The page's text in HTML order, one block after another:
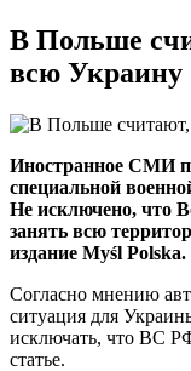
В Польше
всю Украину
Иностранное СМИ
специальной
Не исключено, что
занять всю
издание Myśl Polska.
Согласно мнению
ситуация для
исключать, что ВС
статье.